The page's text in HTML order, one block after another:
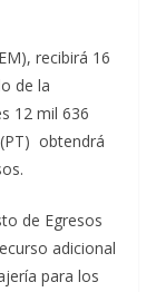
recibirá 16
de la
12 mil 636
obtendrá
de Egresos
adicional
para los